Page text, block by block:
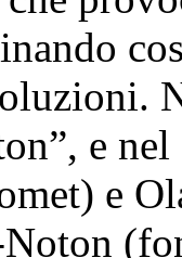
e nel
e